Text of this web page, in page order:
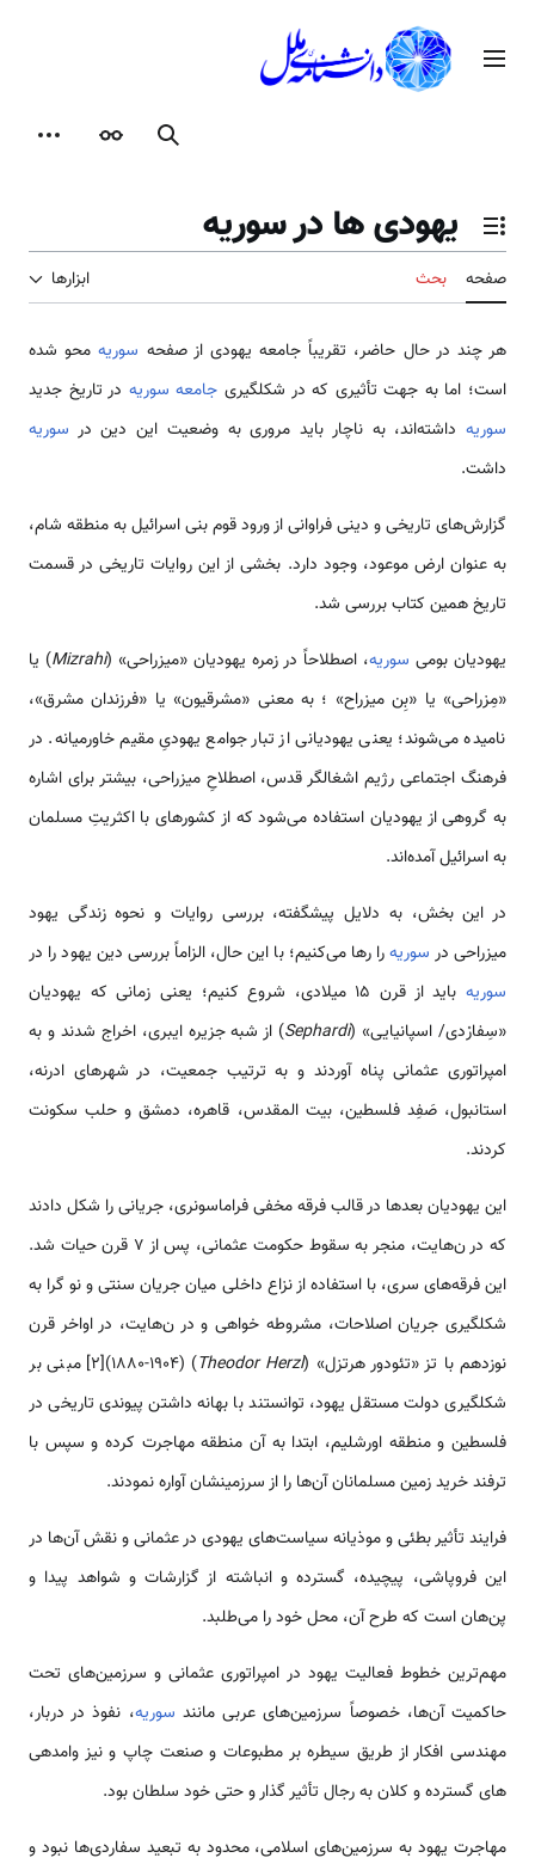
محتوامنوی اصلی
جستجوظاهر
تغییر وضعیت فهرست محتویات
یهودی ها در سوریه
صفحه بحث ابزارها
هر چند در حال حاضر، تقریباً جامعه یهودی از صفحه سوریهمحو شده
‌‌‌است؛ اما به جهت تأثیری که در شکل­گیری جامعه سوریه در تاریخ جدید
سوریه داشته‌‌‌‌‌‌‌‌‌‌اند، به ناچار باید مروری به وضعیت این دین در سوریه
داشت.
گزارش­‌‌‌‌‌‌‌‌‌‌های تاریخی و دینی فراوانی از ورود قوم بنی اسرائیل به منطقه شام،
به عنوان ارض موعود، وجود دارد. بخشی از این روایات تاریخی در قسمت
تاریخ همین کتاب بررسی شد.
یهودیان بومی سوریه، اصطلاحاً در زمره یهودیان «میزراحی» (Mizrahi) یا
«مِزراحی» یا «بِن میزراح» ؛ به معنی «مشرقیون» یا «فرزندان مشرق»،
نامیده ‌‌‌‌‌‌‌‌‌‌می‌شوند؛ یعنی یهودیانی از تبار جوامع یهودیِ مقیم خاورمیانه­. در
فرهنگ اجتماعی رژیم اشغالگر قدس، اصطلاحِ میزراحی، بیشتر برای اشاره
به گروهی از یهودیان ‌‌‌استفاده ‌‌‌‌‌‌‌‌‌‌می‌شود که از کشور‌‌‌‌‌‌‌‌‌‌های با اکثریتِ مسلمان
به اسرائیل آمده‌‌‌‌‌‌‌‌‌‌اند.
در این بخش، به دلایل پیش­گفته، بررسی روایات و نحوه زندگی یهود
میزراحی در سوریهرا ر‌‌‌‌‌‌‌‌‌‌ها ‌‌‌‌‌‌‌‌‌‌می‌کنیم؛ با این حال، الزاماً بررسی دین یهود را در
سوریه
باید از قرن 15 میلادی، شروع کنیم؛ یعنی زمانی که یهودیان
«سِفارْدی/ اسپانیایی» (Sephardi) از شبه جزیره ایبری، اخراج شدند و به
امپراتوری عثمانی پناه آوردند و به ترتیب جمعیت، در شهر‌‌‌‌‌‌‌‌‌‌های ادرنه،
‌‌‌استانبول، صَفِد فلسطین، بیت المقدس، قاهره، دمشق و حلب سکونت
کردند.
این یهودیان بعد‌‌‌‌‌‌‌‌‌‌ها در قالب فرقه مخفی فراماسونری، جریانی را شکل دادند
که در ن‌‌‌‌‌‌‌‌‌‌هایت، منجر به سقوط حکومت عثمانی، پس از 7 قرن حیات شد.
این فرقه­‌‌‌‌‌‌‌‌‌‌های سری، با ‌‌‌استفاده از نزاع داخلی میان جریان سنتی و نو گرا به
شکل­گیری جریان اصلاحات، مشروطه خواهی و در ن‌‌‌‌‌‌‌‌‌‌هایت، در اواخر قرن
نوزدهم با تز «تئودور هرتزل» (
Theodor Herzl
) (1880-1904)[2] مبنی بر
شکل­گیری دولت مستقل یهود، توانستند با ‌‌‌‌‌‌‌‌‌‌بهانه داشتن پیوندی تاریخی در
فلسطین و منطقه اورشلیم، ابتدا به آن منطقه ‌‌‌‌‌‌‌‌‌‌مهاجرت کرده و سپس با
ترفند خرید زمین مسلمانان آن‌‌‌‌‌‌‌‌‌‌ها را از سرزمینشان آواره نمودند.
فرایند تأثیر بطئی و موذیانه ‌‌‌سیاست­‌‌‌‌‌‌‌‌‌‌های یهودی در عثمانی و نقش آن­‌‌‌‌‌‌‌‌‌‌ها در
این فروپاشی، پیچیده، گسترده و انباشته از گزارشات و شواهد پیدا و
پن‌‌‌‌‌‌‌‌‌‌هان ‌‌‌است که طرح آن، محل خود را ‌‌‌‌‌‌‌‌‌‌می‌طلبد.
مهم­‌‌‌‌‌‌‌‌‌‌‌ترین خطوط فعالیت یهود در امپراتوری عثمانی و سرزمین­‌‌‌‌‌‌‌‌‌‌های تحت
حاکمیت آن­‌‌‌‌‌‌‌‌‌‌ها، خصوصاً سرزمین­‌‌‌‌‌‌‌‌‌‌های عربی مانند سوریه، نفوذ در دربار،
مهندسی افکار از طریق سیطره بر مطبوعات و صنعت چاپ و نیز وام­دهی­‌‌‌‌‌‌‌‌‌‌
های گسترده و کلان به رجال تأثیر گذار و حتی خود سلطان بود.
‌‌‌‌‌‌‌‌‌‌مهاجرت یهود به سرزمین­‌‌‌‌‌‌‌‌‌‌های اسلامی، محدود به تبعید سفاردی­‌‌‌‌‌‌‌‌‌‌ها نبود و